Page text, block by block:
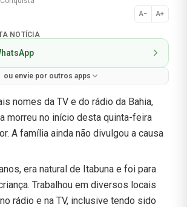
A− A+
Normal
NOTÍCIA
ou envie por outros apps
nomes da TV e do rádio da Bahia,
morreu no início desta quinta-feira
A família ainda não divulgou a causa
era natural de Itabuna e foi para
Trabalhou em diversos locais
rádio e na TV, inclusive tendo sido